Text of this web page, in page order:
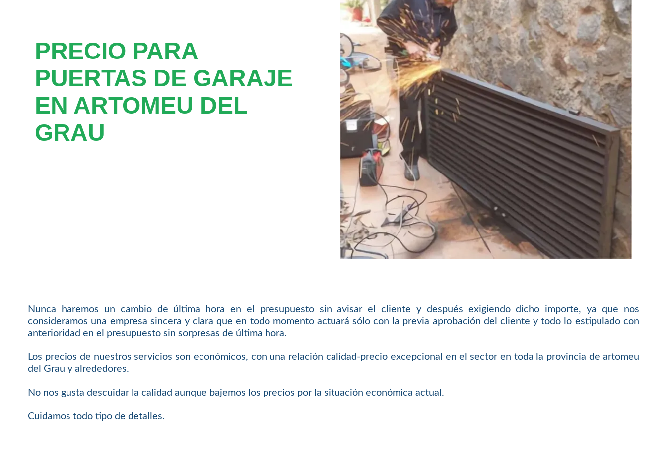
PRECIO PARA
PUERTAS DE GARAJE
EN ARTOMEU DEL
GRAU
Nunca haremos un cambio de última hora en el presupuesto sin avisar el cliente y después exigiendo dicho importe, ya que nos
consideramos una empresa sincera y clara que en todo momento actuará sólo con la previa aprobación del cliente y todo lo estipulado con
anterioridad en el presupuesto sin sorpresas de última hora.
Los precios de nuestros servicios son económicos, con una relación calidad-precio excepcional en el sector en toda la provincia de artomeu
del Grau y alrededores.
No nos gusta descuidar la calidad aunque bajemos los precios por la situación económica actual.
Cuidamos todo tipo de detalles.